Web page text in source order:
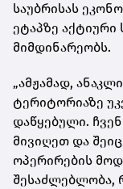
საუბრისას
ეტაპზე აქტიური
მიმდინარეობს.
„ამჟამად,
ტერიტორიაზე
დაწყებული.
მივიღეთ და
ოპერირების
შესაძლებლობა,